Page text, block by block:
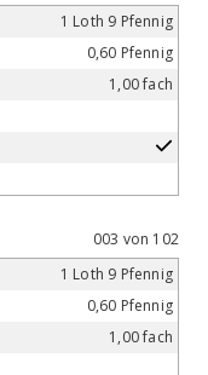
1 Loth 9 Pfennig
0,60 Pfennig
1,00 fach
003 von 102
1 Loth 9 Pfennig
0,60 Pfennig
1,00 fach